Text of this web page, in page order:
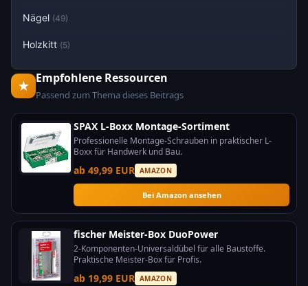
Nägel (49)
Holzkitt (5)
★ Empfohlene Ressourcen
Passend zum Thema dieses Beitrags
SPAX L-Boxx Montage-Sortiment
Professionelle Montage-Schrauben in praktischer L-
Boxx für Handwerk und Bau.
ab 49,99 EUR AMAZON
Bei Amazon ansehen
fischer Meister-Box DuoPower
2-Komponenten-Universaldübel für alle Baustoffe.
Praktische Meister-Box für Profis.
ab 19,99 EUR AMAZON